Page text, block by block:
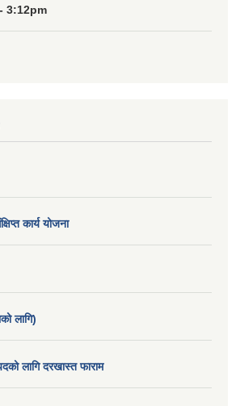
3:12pm
कार्य योजना
लागि)
लागि दरखास्त फाराम